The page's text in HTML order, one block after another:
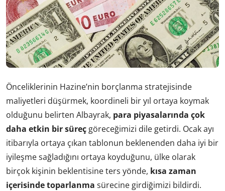
Önceliklerinin Hazine’nin borçlanma stratejisinde
maliyetleri düşürmek, koordineli bir yıl ortaya koymak
olduğunu belirten Albayrak, para piyasalarında çok
daha etkin bir süreç göreceğimizi dile getirdi. Ocak ayı
itibarıyla ortaya çıkan tablonun beklenenden daha iyi bir
iyileşme sağladığını ortaya koyduğunu, ülke olarak
birçok kişinin beklentisine ters yönde, kısa zaman
içerisinde toparlanma sürecine girdiğimizi bildirdi.